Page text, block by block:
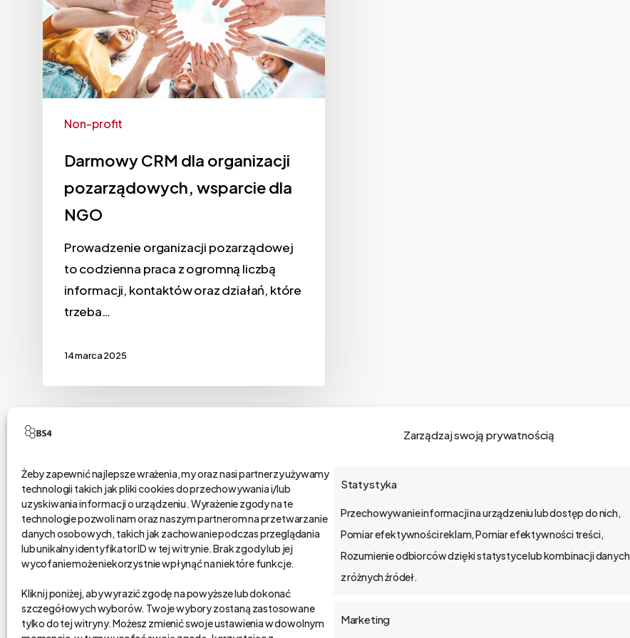
Zarządzaj swoją prywatnością
Żeby zapewnić najlepsze wrażenia, my oraz nasi partnerzy używamy
technologii takich jak pliki cookies do przechowywania i/lub
uzyskiwania informacji o urządzeniu. Wyrażenie zgody na te
technologie pozwoli nam oraz naszym partnerom na przetwarzanie
danych osobowych, takich jak zachowanie podczas przeglądania
lub unikalny identyfikator ID w tej witrynie. Brak zgody lub jej
wycofanie może niekorzystnie wpłynąć na niektóre funkcje.
Kliknij poniżej, aby wyrazić zgodę na powyższe lub dokonać
szczegółowych wyborów. Twoje wybory zostaną zastosowane
tylko do tej witryny. Możesz zmienić swoje ustawienia w dowolnym
Statystyka
Przechowywanie informacji na urządzeniu lub dostęp do nich,
Pomiar efektywności reklam, Pomiar efektywności treści,
Rozumienie odbiorców dzięki statystyce lub kombinacji danych
z różnych źródeł.
Marketing
Non-profit
Darmowy CRM dla organizacji
pozarządowych, wsparcie dla
NGO
Prowadzenie organizacji pozarządowej
to codzienna praca z ogromną liczbą
informacji, kontaktów oraz działań, które
trzeba…
14 marca 2025
bs4 business solutions sp. z o.o.
na rynku od 2002 r.
kapitał zakładowy 1,15 mln zł.
tel. 61 848 44 23
bs4@bs4.io
o bs4 core
Jak wdrażamy
API